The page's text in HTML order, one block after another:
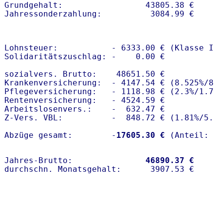
Grundgehalt:                 43805.38 €
Lohnsteuer:           - 6333.00 € (Klasse I)
Solidaritätszuschlag: -    0.00 €
sozialvers. Brutto:    48651.50 €
Krankenversicherung:  - 4147.54 € (8.525%/
Pflegeversicherung:   - 1118.98 € (2.3%/
Rentenversicherung:   - 4524.59 €
Arbeitslosenvers.:    -  632.47 €
Z-Vers. VBL:          -  848.72 € ( 1.81%/
Abzüge gesamt:        - 17605.30 €
Jahres-Brutto: 46890.37 €